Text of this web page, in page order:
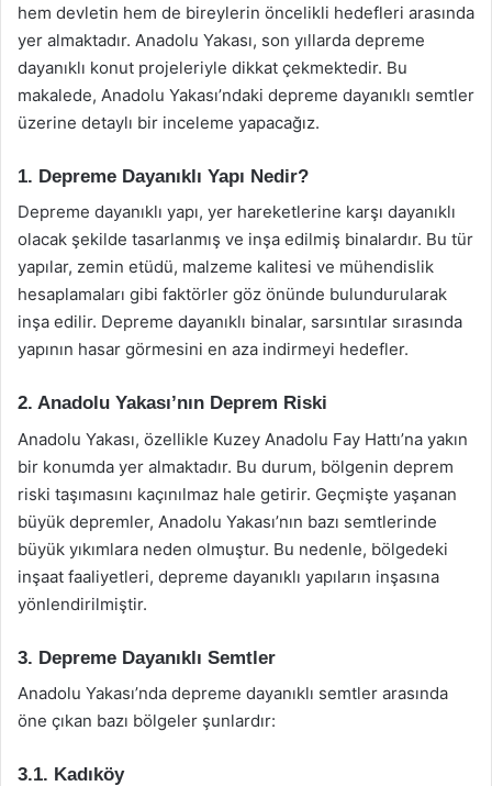
hem devletin hem de bireylerin öncelikli hedefleri arasında
yer almaktadır. Anadolu Yakası, son yıllarda depreme
dayanıklı konut projeleriyle dikkat çekmektedir. Bu
makalede, Anadolu Yakası’ndaki depreme dayanıklı semtler
üzerine detaylı bir inceleme yapacağız.
1. Depreme Dayanıklı Yapı Nedir?
Depreme dayanıklı yapı, yer hareketlerine karşı dayanıklı
olacak şekilde tasarlanmış ve inşa edilmiş binalardır. Bu tür
yapılar, zemin etüdü, malzeme kalitesi ve mühendislik
hesaplamaları gibi faktörler göz önünde bulundurularak
inşa edilir. Depreme dayanıklı binalar, sarsıntılar sırasında
yapının hasar görmesini en aza indirmeyi hedefler.
2. Anadolu Yakası’nın Deprem Riski
Anadolu Yakası, özellikle Kuzey Anadolu Fay Hattı’na yakın
bir konumda yer almaktadır. Bu durum, bölgenin deprem
riski taşımasını kaçınılmaz hale getirir. Geçmişte yaşanan
büyük depremler, Anadolu Yakası’nın bazı semtlerinde
büyük yıkımlara neden olmuştur. Bu nedenle, bölgedeki
inşaat faaliyetleri, depreme dayanıklı yapıların inşasına
yönlendirilmiştir.
3. Depreme Dayanıklı Semtler
Anadolu Yakası’nda depreme dayanıklı semtler arasında
öne çıkan bazı bölgeler şunlardır:
3.1. Kadıköy